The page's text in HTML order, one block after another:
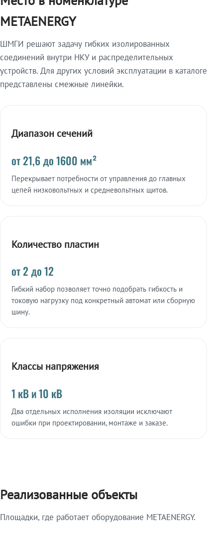
METAENERGY
ШМГИ решают задачу гибких изолированных
соединений внутри НКУ и распределительных
устройств. Для других условий эксплуатации в каталоге
представлены смежные линейки.
Диапазон сечений
от 21,6 до 1600 мм²
Перекрывает потребности от управления до главных
цепей низковольтных и средневольтных щитов.
Количество пластин
от 2 до 12
Гибкий набор позволяет точно подобрать гибкость и
токовую нагрузку под конкретный автомат или сборную
шину.
Классы напряжения
1 кВ и 10 кВ
Два отдельных исполнения изоляции исключают
ошибки при проектировании, монтаже и заказе.
Реализованные объекты
Площадки, где работает оборудование METAENERGY.